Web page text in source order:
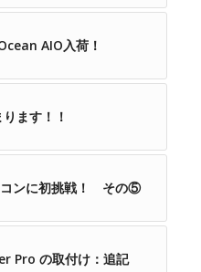
AIO入荷！
ます！！
コンに初挑戦！ その⑤
Pro の取付け：追記